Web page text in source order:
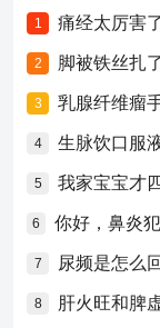
1 痛经太厉害
2 脚被铁丝扎
3 乳腺纤维瘤
4 生脉饮口服
5 我家宝宝才
6
7 尿频是怎么
8 肝火旺和脾